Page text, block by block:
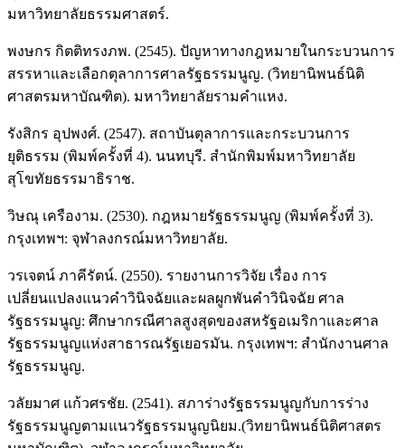
มหาวิทยาลัยธรรมศาสตร์.
พงษกร กิตติทรงภพ. (2545). ปัญหาทางกฎหมายในกระบวนการ
สรรหาและเลือกตุลาการศาลรัฐธรรมนูญ. (วิทยานิพนธ์นิติ
ศาสตรมหาบัณฑิต). มหาวิทยาลัยรามคำแหง.
รังสิกร อุปพงศ์. (2547). สถาบันตุลาการและกระบวนการ
ยุติธรรม (พิมพ์ครั้งที่ 4). นนทบุรี. สำนักพิมพ์มหาวิทยาลัย
สุโขทัยธรรมาธิราช.
วิษณุ เครืองาม. (2530). กฎหมายรัฐธรรมนูญ (พิมพ์ครั้งที่ 3).
กรุงเทพฯ: จุฬาลงกรณ์มหาวิทยาลัย.
วรเจตน์ ภาคีรัตน์. (2550). รายงานการวิจัย เรื่อง การ
เปลี่ยนแปลงแนวคำวินิจฉัยและผลผูกพันคำวินิจฉัย ศาล
รัฐธรรมนูญ: ศึกษากรณีศาลสูงสุดของสหรัฐอเมริกาและศาล
รัฐธรรมนูญแห่งสาธารณรัฐเยอรมัน. กรุงเทพฯ: สำนักงานศาล
รัฐธรรมนูญ.
วลัยมาศ แก้วศรชัย. (2541). สภาร่างรัฐธรรมนูญกับการร่าง
รัฐธรรมนูญตามแนวรัฐธรรมนูญนิยม.(วิทยานิพนธ์นิติศาสตร